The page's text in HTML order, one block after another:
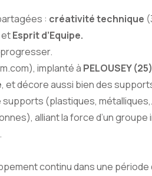
: créativité technique
etEsprit d’Equipe.
implanté à PELOUSEY (25)
, et décore aussi bien des
supports (plastiques,
alliant la force d’un groupe
continu dans une